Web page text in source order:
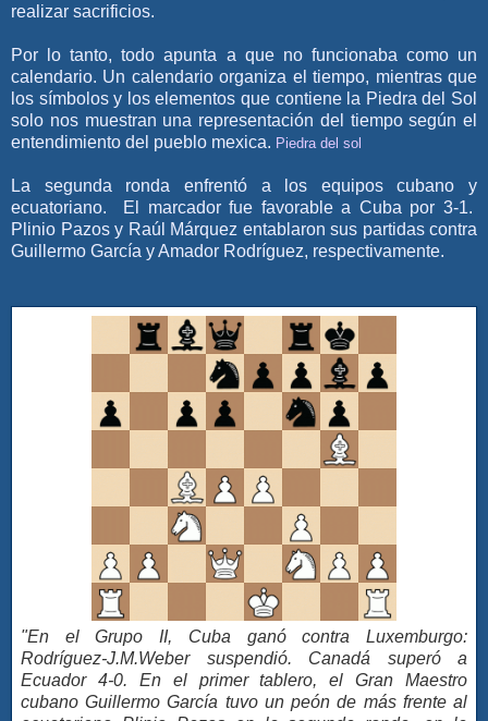
realizar sacrificios.
Por lo tanto, todo apunta a que no funcionaba como un
calendario. Un calendario organiza el tiempo, mientras que
los símbolos y los elementos que contiene la Piedra del Sol
solo nos muestran una representación del tiempo según el
entendimiento del pueblo mexica. Piedra del sol
La segunda ronda enfrentó a los equipos cubano y
ecuatoriano. El marcador fue favorable a Cuba por 3-1.
Plinio Pazos y Raúl Márquez entablaron sus partidas contra
Guillermo García y Amador Rodríguez, respectivamente.
"En el Grupo II, Cuba ganó contra Luxemburgo:
Rodríguez-J.M.Weber suspendió. Canadá superó a
Ecuador 4-0. En el primer tablero, el Gran Maestro
cubano Guillermo García tuvo un peón de más frente al